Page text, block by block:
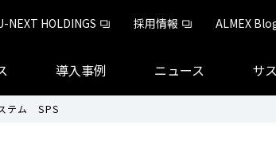
導入事例 ニュース サ
NEXT HOLDINGS 採用情報 ALMEX
テム SPS